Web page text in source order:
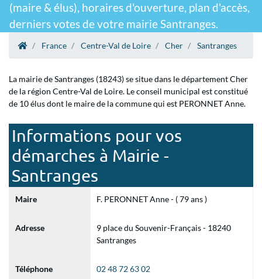
(maire & élus), horaires d'ouverture, plan d'accès,
derniers votes de votre mairie Santranges.
France Centre-Val de Loire Cher Santranges
La mairie de Santranges (18243) se situe dans le département Cher
de la région Centre-Val de Loire. Le conseil municipal est constitué
de 10 élus dont le maire de la commune qui est PERONNET Anne.
Informations pour vos
démarches à Mairie -
Santranges
Maire F. PERONNET Anne - ( 79 ans )
Adresse
9 place du Souvenir-Français - 18240
Santranges
Téléphone 02 48 72 63 02